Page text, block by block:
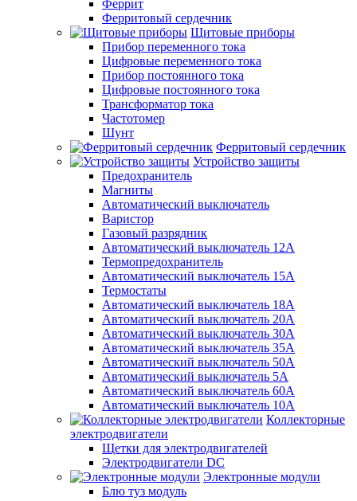
Феррит
Ферритовый сердечник
Щитовые приборы
Прибор переменного тока
Цифровые переменного тока
Прибор постоянного тока
Цифровые постоянного тока
Трансформатор тока
Частотомер
Шунт
Ферритовый сердечник
Устройство защиты
Предохранитель
Магниты
Автоматический выключатель
Варистор
Газовый разрядник
Автоматический выключатель 12А
Термопредохранитель
Автоматический выключатель 15А
Термостаты
Автоматический выключатель 18А
Автоматический выключатель 20А
Автоматический выключатель 30А
Автоматический выключатель 35А
Автоматический выключатель 50А
Автоматический выключатель 5А
Автоматический выключатель 60А
Автоматический выключатель 10А
Коллекторные
электродвигатели
Щетки для электродвигателей
Электродвигатели DC
Электронные модули
Блю туз модуль